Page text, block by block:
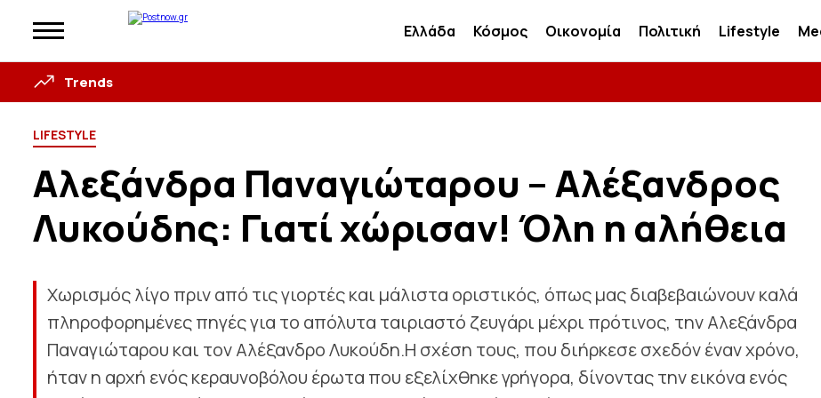
Ελλάδα Κόσμος Οικονομία Πολιτική Lifestyle
Trends
LIFESTYLE
Αλεξάνδρα Παναγιώταρου – Αλέξανδρος
Λυκούδης: Γιατί χώρισαν! Όλη η αλήθεια
Χωρισμός λίγο πριν από τις γιορτές και μάλιστα οριστικός, όπως μας διαβεβαιώνουν καλά
πληροφορημένες πηγές για το απόλυτα ταιριαστό ζευγάρι μέχρι πρότινος, την Αλεξάνδρα
Παναγιώταρου και τον Αλέξανδρο Λυκούδη.Η σχέση τους, που διήρκεσε σχεδόν έναν χρόνο,
ήταν η αρχή ενός κεραυνοβόλου έρωτα που εξελίχθηκε γρήγορα, δίνοντας την εικόνα ενός